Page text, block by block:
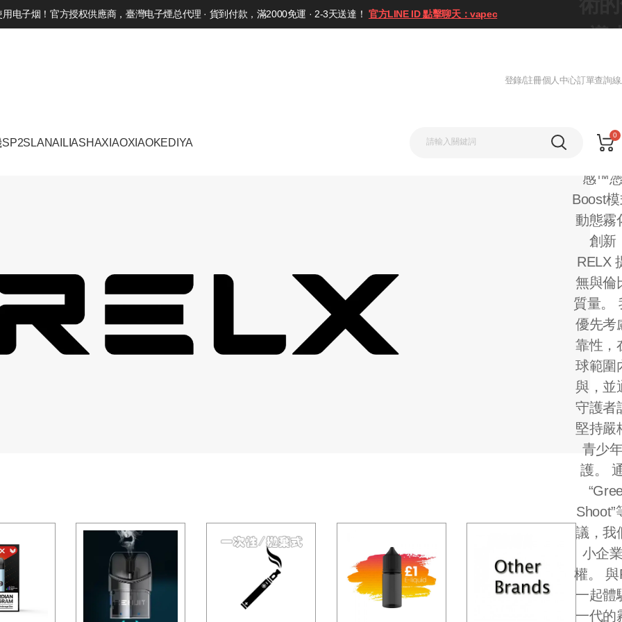
电子烟！官方授权供應商，臺灣电子煙总代理 · 貨到付款，滿2000免運 · 2-3天送達！ 官方LINE ID 點擊聊天：vapec
登錄/註冊個人中心訂單查詢
SP2S LANA ILIASHAXIAOXIAOKEDIYA
0
導
電
精心
感™
Boost
動態霧
創新
RELX
無與倫
質量。
優先考
靠性，
球範圍
與，並
守護者
堅持嚴
青少
護。
Shoot”
議，我
小企
權。 與
一起體
一代的